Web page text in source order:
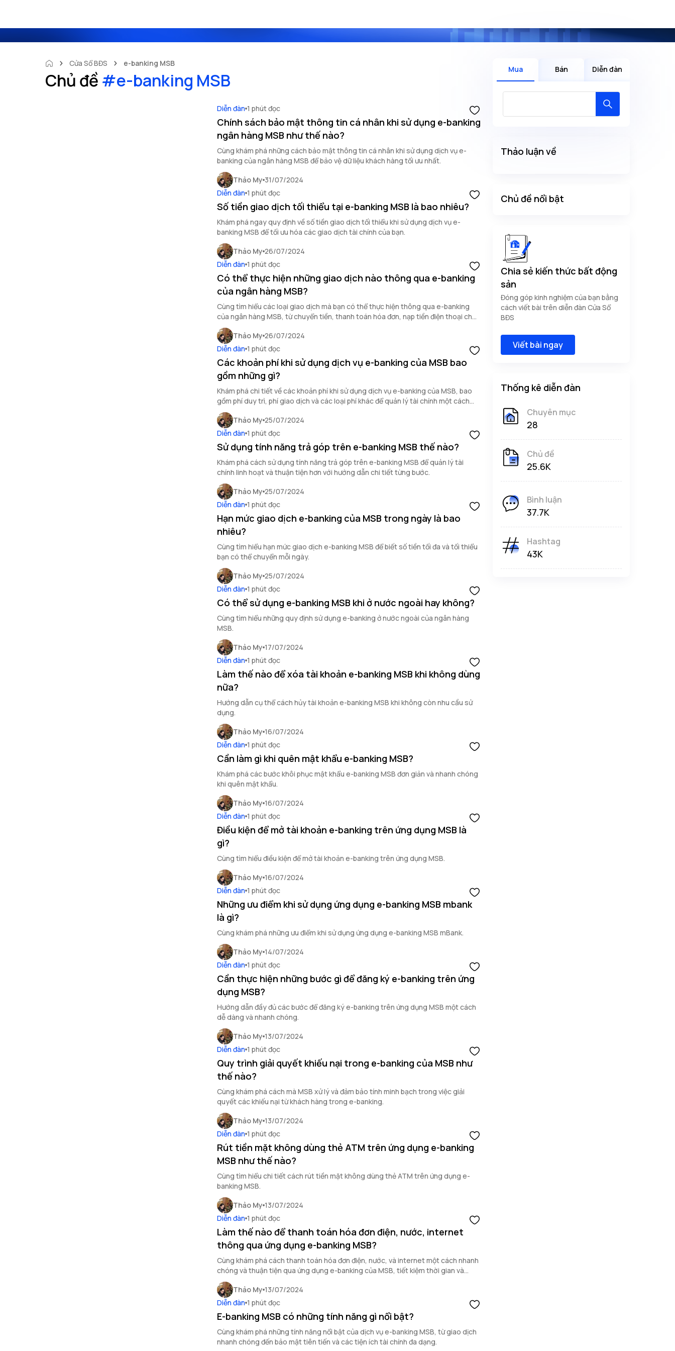
Cửa Sổ BĐS e-banking MSB
Chủ đề #e-banking MSB
Diễn đàn 1 phút đọc
Chính sách bảo mật thông tin cá nhân khi sử dụng e-banking
ngân hàng MSB như thế nào?
Cùng khám phá những cách bảo mật thông tin cá nhân khi sử dụng dịch vụ e-
banking của ngân hàng MSB để bảo vệ dữ liệu khách hàng tối ưu nhất.
Thảo My 31/07/2024
Diễn đàn 1 phút đọc
Số tiền giao dịch tối thiểu tại e-banking MSB là bao nhiêu?
Khám phá ngay quy định về số tiền giao dịch tối thiểu khi sử dụng dịch vụ e-
banking MSB để tối ưu hóa các giao dịch tài chính của bạn.
Thảo My 26/07/2024
Diễn đàn 1 phút đọc
Có thể thực hiện những giao dịch nào thông qua e-banking
của ngân hàng MSB?
Cùng tìm hiểu các loại giao dịch mà bạn có thể thực hiện thông qua e-banking
của ngân hàng MSB, từ chuyển tiền, thanh toán hóa đơn, nạp tiền điện thoại cho
đến đầu tư tài chính và nhiều tiện ích khác.
Thảo My 26/07/2024
Diễn đàn 1 phút đọc
Các khoản phí khi sử dụng dịch vụ e-banking của MSB bao
gồm những gì?
Khám phá chi tiết về các khoản phí khi sử dụng dịch vụ e-banking của MSB, bao
gồm phí duy trì, phí giao dịch và các loại phí khác để quản lý tài chính một cách
hiệu quả.
Thảo My 25/07/2024
Diễn đàn 1 phút đọc
Sử dụng tính năng trả góp trên e-banking MSB thế nào?
Khám phá cách sử dụng tính năng trả góp trên e-banking MSB để quản lý tài
chính linh hoạt và thuận tiện hơn với hướng dẫn chi tiết từng bước.
Thảo My 25/07/2024
Diễn đàn 1 phút đọc
Hạn mức giao dịch e-banking của MSB trong ngày là bao
nhiêu?
Cùng tìm hiểu hạn mức giao dịch e-banking MSB để biết số tiền tối đa và tối thiểu
bạn có thể chuyển mỗi ngày.
Thảo My 25/07/2024
Diễn đàn 1 phút đọc
Có thể sử dụng e-banking MSB khi ở nước ngoài hay không?
Cùng tìm hiểu những quy định sử dụng e-banking ở nước ngoài của ngân hàng
MSB.
Thảo My 17/07/2024
Diễn đàn 1 phút đọc
Làm thế nào để xóa tài khoản e-banking MSB khi không dùng
nữa?
Hướng dẫn cụ thể cách hủy tài khoản e-banking MSB khi không còn nhu cầu sử
dụng.
Thảo My 16/07/2024
Diễn đàn 1 phút đọc
Cần làm gì khi quên mật khẩu e-banking MSB?
Khám phá các bước khôi phục mật khẩu e-banking MSB đơn giản và nhanh chóng
khi quên mật khẩu.
Thảo My 16/07/2024
Diễn đàn 1 phút đọc
Điều kiện để mở tài khoản e-banking trên ứng dụng MSB là
gì?
Cùng tìm hiểu điều kiện để mở tài khoản e-banking trên ứng dụng MSB.
Thảo My 16/07/2024
Diễn đàn 1 phút đọc
Những ưu điểm khi sử dụng ứng dụng e-banking MSB mbank
là gì?
Cùng khám phá những ưu điểm khi sử dụng ứng dụng e-banking MSB mBank.
Thảo My 14/07/2024
Diễn đàn 1 phút đọc
Cần thực hiện những bước gì để đăng ký e-banking trên ứng
dụng MSB?
Hướng dẫn đầy đủ các bước để đăng ký e-banking trên ứng dụng MSB một cách
dễ dàng và nhanh chóng.
Thảo My 13/07/2024
Diễn đàn 1 phút đọc
Quy trình giải quyết khiếu nại trong e-banking của MSB như
thế nào?
Cùng khám phá cách mà MSB xử lý và đảm bảo tính minh bạch trong việc giải
quyết các khiếu nại từ khách hàng trong e-banking.
Thảo My 13/07/2024
Diễn đàn 1 phút đọc
Rút tiền mặt không dùng thẻ ATM trên ứng dụng e-banking
MSB như thế nào?
Cùng tìm hiểu chi tiết cách rút tiền mặt không dùng thẻ ATM trên ứng dụng e-
banking MSB.
Thảo My 13/07/2024
Diễn đàn 1 phút đọc
Làm thế nào để thanh toán hóa đơn điện, nước, internet
thông qua ứng dụng e-banking MSB?
Cùng khám phá cách thanh toán hóa đơn điện, nước, và internet một cách nhanh
chóng và thuận tiện qua ứng dụng e-banking của MSB, tiết kiệm thời gian và
tăng tính bảo mật cho giao dịch của bạn.
Thảo My 13/07/2024
Diễn đàn 1 phút đọc
E-banking MSB có những tính năng gì nổi bật?
Cùng khám phá những tính năng nổi bật của dịch vụ e-banking MSB, từ giao dịch
nhanh chóng đến bảo mật tiên tiến và các tiện ích tài chính đa dạng.
Mua Bán Diễn đàn
Thảo luận về
Chủ đề nổi bật
Chia sẻ kiến thức bất động
sản
Đóng góp kinh nghiệm của bạn bằng
cách viết bài trên diễn đàn Cửa Sổ
BĐS
Viết bài ngay
Thống kê diễn đàn
Chuyên mục
28
Chủ đề
25.6K
Bình luận
37.7K
Hashtag
43K